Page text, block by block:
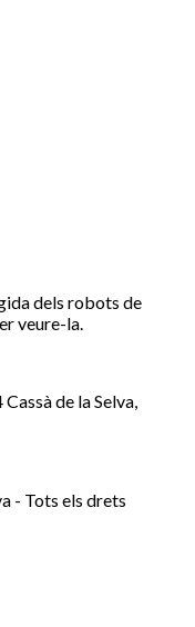
dels robots de
veure-la.
de la Selva,
- Tots els drets